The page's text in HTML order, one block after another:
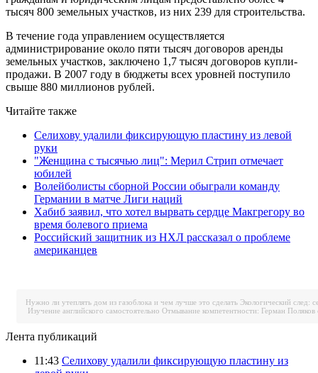
тысяч 800 земельных участков, из них 239 для строительства.
В течение года управлением осуществляется
администрирование около пяти тысяч договоров аренды
земельных участков, заключено 1,7 тысяч договоров купли-
продажи. В 2007 году в бюджеты всех уровней поступило
свыше 880 миллионов рублей.
Читайте также
Селихову удалили фиксирующую пластину из левой
руки
"Женщина с тысячью лиц": Мерил Стрип отмечает
юбилей
Волейболисты сборной России обыграли команду
Германии в матче Лиги наций
Хабиб заявил, что хотел вырвать сердце Макгрегору во
время болевого приема
Российский защитник из НХЛ рассказал о проблеме
американцев
Нужно ли утеплять дом из газоблока и чем лучше это сделать Экологический след:
Изучение английского самостоятельно Отмывание компетентности: Герман
Лента публикаций
11:43 Селихову удалили фиксирующую пластину из